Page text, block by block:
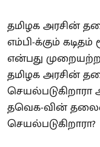
தமிழக அரசின்
எம்பி-க்கும்
என்பது
தமிழக அரசின்
தவெக-வின்
செயல்படுகிறாரா?